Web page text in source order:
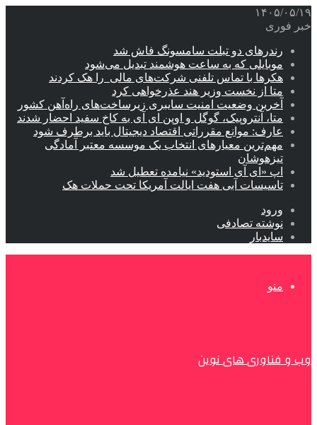
۱۴۰۵/۰۵/۱۹
خبر فوری
رندرهای دو تبلت سامسونگ فاش شد
موبایلی که به ساعت هوشمند تبدیل می‌شود
هکرها با تماس تلفنی شرکت‌های مالی را هک کردند
متا از نخست وزیر هند عذرخواهی کرد
آخرین وضعیت امنیت سایبری زیرساخت‌های راه‌آهن کشور
متا، آنتروپیک، گوگل و اوپن ای آی به کاخ سفید احضار شدند
عارف: موانع مقرراتی اقتصاد دیجیتال باید برطرف شود
مهم‌ترین معیارهای انتخاب یک موسسه معتبر آمادگی
تیزهوشان
اپ «ای آی استودید» نیامده تعطیل شد
تاسیسات آبی هفت ایالت آمریکا تحت حملات هک
ورود
نوشته تصادفی
سایدبار
منو
وب و فناوری های نوین